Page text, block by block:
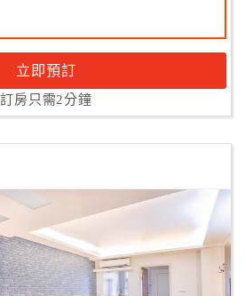
立即預訂
訂房只需2分鐘